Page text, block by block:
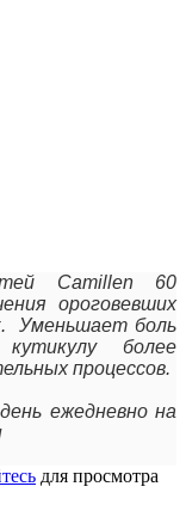
Camillen 60
ороговевших
Уменьшает боль
более
процессов.
ежедневно на
для просмотра